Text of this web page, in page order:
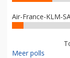
Air-France-KLM-
Meer polls